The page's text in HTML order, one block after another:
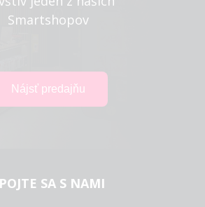
Smartshopov
SA S NAMI